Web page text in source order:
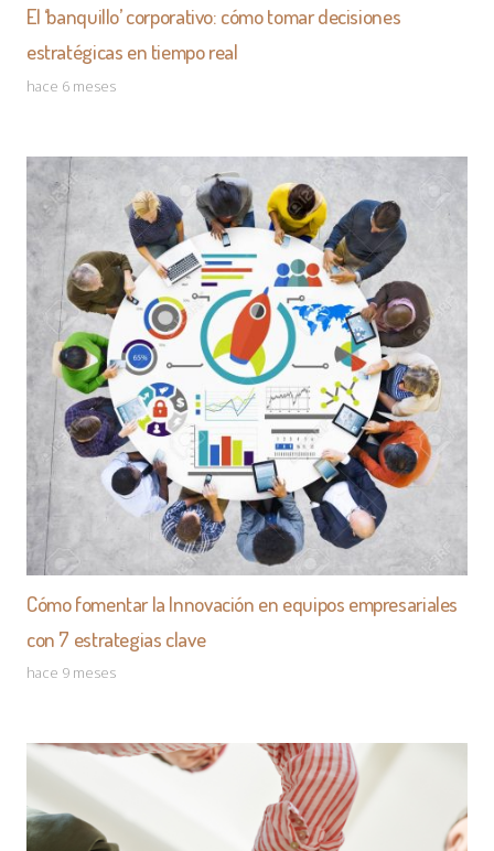
El ‘banquillo’ corporativo: cómo tomar decisiones
estratégicas en tiempo real
hace 6 meses
Cómo fomentar la Innovación en equipos empresariales
con 7 estrategias clave
hace 9 meses